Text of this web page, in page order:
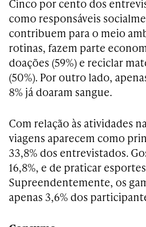
Cinco por cento dos
como responsáveis
contribuem para o meio
rotinas, fazem parte
doações (59%) e reciclar
(50%). Por outro lado,
8% já doaram sangue.
Com relação às atividades
viagens aparecem como
33,8% dos entrevistados.
16,8%, e de praticar
Supreendentemente, os
apenas 3,6% dos